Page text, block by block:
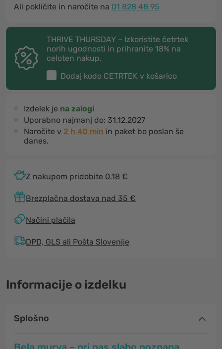
Ali pokličite in naročite na 01 828 48 95
THRIVE THURSDAY – Izkoristite četrtek
norih ugodnosti in prihranite 18% na
celoten nakup.
Dodaj kodo CETRTEK v košarico
Izdelek je na zalogi
Uporabno najmanj do: 31.12.2027
Naročite v 2 h 40 min in paket bo poslan še
danes.
Z nakupom pridobite 0.18 €
Brezplačna dostava nad 35 €
Načini plačila
DPD, GLS ali Pošta Slovenije
Informacije o izdelku
Splošno